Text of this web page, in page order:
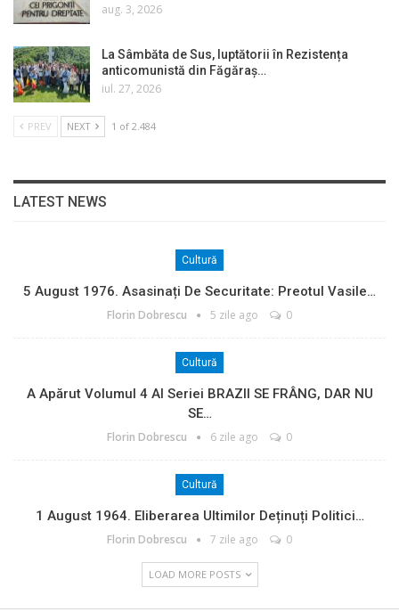
aug. 3, 2026
La Sâmbăta de Sus, luptătorii în Rezistența
anticomunistă din Făgăraș…
iul. 27, 2026
PREV NEXT 1 of 2.484
LATEST NEWS
Cultură
5 August 1976. Asasinați De Securitate: Preotul Vasile…
Florin Dobrescu 5 zile ago 0
Cultură
A Apărut Volumul 4 Al Seriei BRAZII SE FRÂNG, DAR NU
SE…
Florin Dobrescu 6 zile ago 0
Cultură
1 August 1964. Eliberarea Ultimilor Deținuți Politici…
Florin Dobrescu 7 zile ago 0
LOAD MORE POSTS